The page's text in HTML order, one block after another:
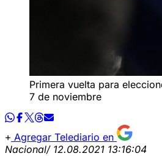
Primera vuelta para
7 de noviembre
Agregar Telediario en
Nacional/ 12.08.2021 13:16:04